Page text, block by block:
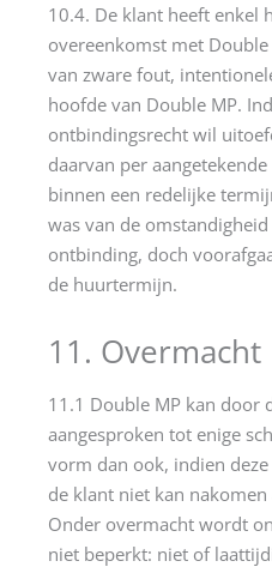
10.4. De klant heeft enkel
overeenkomst met
van zware fout,
hoofde van Double MP.
ontbindingsrecht wil
daarvan per
binnen een redelijke
was van de
ontbinding, doch
de huurtermijn.
11. Overmacht
11.1 Double MP kan door
aangesproken tot enige
vorm dan ook, indien
de klant niet kan
Onder overmacht wordt
niet beperkt: niet of